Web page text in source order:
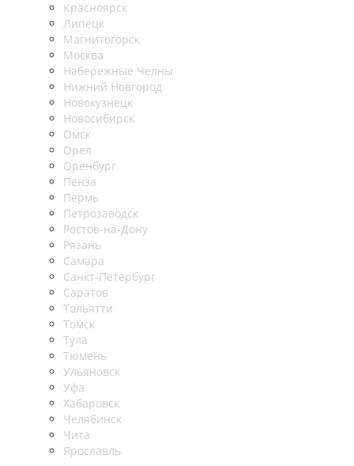
Красноярск
Липецк
Магнитогорск
Москва
Набережные Челны
Нижний Новгород
Новокузнецк
Новосибирск
Омск
Орел
Оренбург
Пенза
Пермь
Петрозаводск
Ростов-на-Дону
Рязань
Самара
Санкт-Петербург
Саратов
Тольятти
Томск
Тула
Тюмень
Ульяновск
Уфа
Хабаровск
Челябинск
Чита
Ярославль